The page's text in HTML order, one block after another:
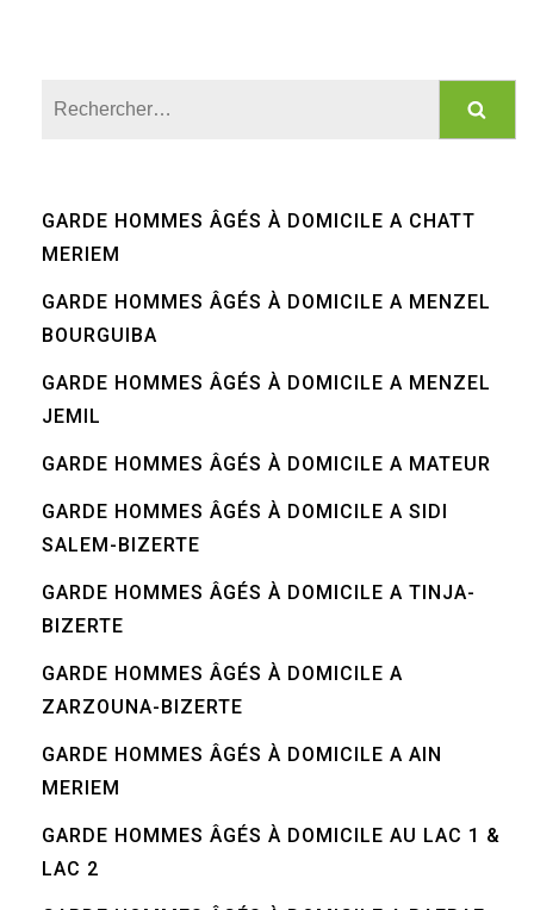
GARDE HOMMES ÂGÉS À DOMICILE A CHATT
MERIEM
GARDE HOMMES ÂGÉS À DOMICILE A MENZEL
BOURGUIBA
GARDE HOMMES ÂGÉS À DOMICILE A MENZEL
JEMIL
GARDE HOMMES ÂGÉS À DOMICILE A MATEUR
GARDE HOMMES ÂGÉS À DOMICILE A SIDI
SALEM-BIZERTE
GARDE HOMMES ÂGÉS À DOMICILE A TINJA-
BIZERTE
GARDE HOMMES ÂGÉS À DOMICILE A
ZARZOUNA-BIZERTE
GARDE HOMMES ÂGÉS À DOMICILE A AIN
MERIEM
GARDE HOMMES ÂGÉS À DOMICILE AU LAC 1 &
LAC 2